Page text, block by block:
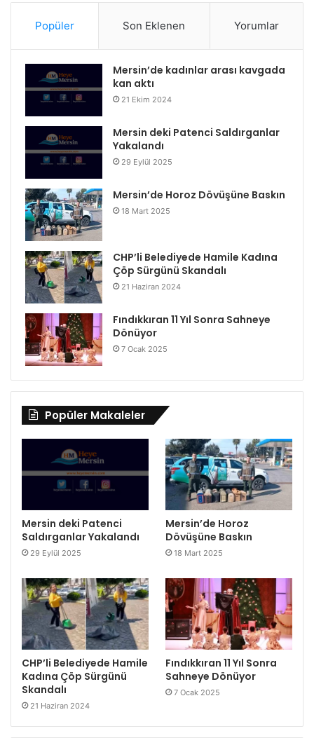
Popüler Son Eklenen Yorumlar
Mersin’de kadınlar arası kavgada
kan aktı
21 Ekim 2024
Mersin deki Patenci Saldırganlar
Yakalandı
29 Eylül 2025
Mersin’de Horoz Dövüşüne Baskın
18 Mart 2025
CHP’li Belediyede Hamile Kadına
Çöp Sürgünü Skandalı
21 Haziran 2024
Fındıkkıran 11 Yıl Sonra Sahneye
Dönüyor
7 Ocak 2025
Popüler Makaleler
Mersin deki Patenci
Saldırganlar Yakalandı
29 Eylül 2025
Mersin’de Horoz
Dövüşüne Baskın
18 Mart 2025
CHP’li Belediyede Hamile
Kadına Çöp Sürgünü
Skandalı
21 Haziran 2024
Fındıkkıran 11 Yıl Sonra
Sahneye Dönüyor
7 Ocak 2025